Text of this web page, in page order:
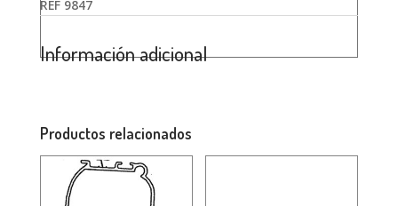
REF 9847
Información adicional
Productos relacionados